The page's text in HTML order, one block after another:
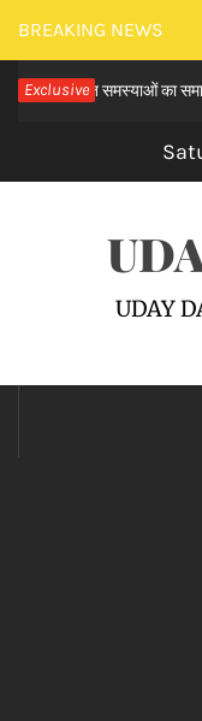
Skip
to
content
BREAKING NEWS
Exclusive
समस्याओं का समाधान
UDAY